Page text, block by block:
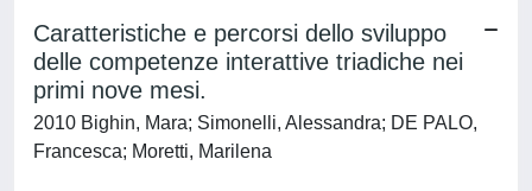
Caratteristiche e percorsi dello sviluppo
delle competenze interattive triadiche nei
primi nove mesi.
2010 Bighin, Mara; Simonelli, Alessandra; DE PALO,
Francesca; Moretti, Marilena